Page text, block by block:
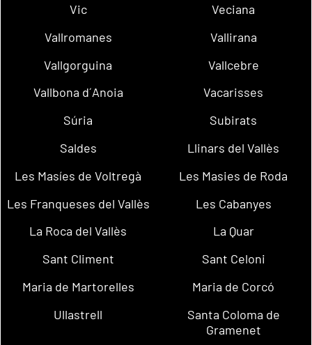
Vic
Veciana
Vallromanes
Vallirana
Vallgorguina
Vallcebre
Vallbona d´Anoia
Vacarisses
Súria
Subirats
Saldes
Llinars del Vallès
Les Masíes de Voltregà
Les Masies de Roda
Les Franqueses del Vallès
Les Cabanyes
La Roca del Vallès
La Quar
Sant Climent
Sant Celoni
Maria de Martorelles
Maria de Corcó
Ullastrell
Santa Coloma de
Gramenet